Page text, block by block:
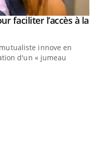
faciliter l’accès à la
innove en
d'un « jumeau